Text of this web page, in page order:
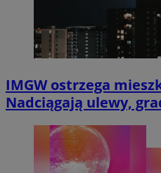
IMGW ostrzega
Nadciągają ulewy,